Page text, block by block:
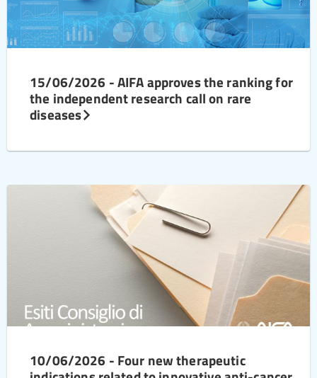
15/06/2026 - AIFA approves the ranking for
the independent research call on rare
diseases
10/06/2026 - Four new therapeutic